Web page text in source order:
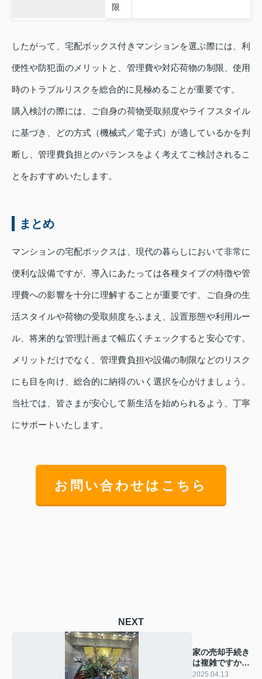
限
したがって、宅配ボックス付きマンションを選ぶ際には、利
便性や防犯面のメリットと、管理費や対応荷物の制限、使用
時のトラブルリスクを総合的に見極めることが重要です。
購入検討の際には、ご自身の荷物受取頻度やライフスタイル
に基づき、どの方式（機械式／電子式）が適しているかを判
断し、管理費負担とのバランスをよく考えてご検討されるこ
とをおすすめいたします。
まとめ
マンションの宅配ボックスは、現代の暮らしにおいて非常に
便利な設備ですが、導入にあたっては各種タイプの特徴や管
理費への影響を十分に理解することが重要です。ご自身の生
活スタイルや荷物の受取頻度をふまえ、設置形態や利用ルー
ル、将来的な管理計画まで幅広くチェックすると安心です。
メリットだけでなく、管理費負担や設備の制限などのリスク
にも目を向け、総合的に納得のいく選択を心がけましょう。
当社では、皆さまが安心して新生活を始められるよう、丁寧
にサポートいたします。
お問い合わせはこちら
NEXT
家の売却手続き
は複雑ですか？
売却プロセスを
2025.04.13